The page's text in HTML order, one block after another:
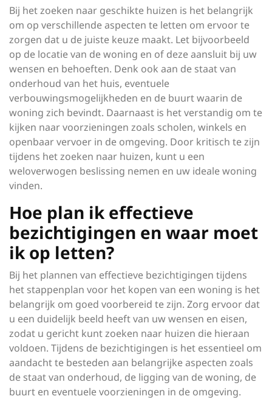
Bij het zoeken naar geschikte huizen is het belangrijk
om op verschillende aspecten te letten om ervoor te
zorgen dat u de juiste keuze maakt. Let bijvoorbeeld
op de locatie van de woning en of deze aansluit bij uw
wensen en behoeften. Denk ook aan de staat van
onderhoud van het huis, eventuele
verbouwingsmogelijkheden en de buurt waarin de
woning zich bevindt. Daarnaast is het verstandig om te
kijken naar voorzieningen zoals scholen, winkels en
openbaar vervoer in de omgeving. Door kritisch te zijn
tijdens het zoeken naar huizen, kunt u een
weloverwogen beslissing nemen en uw ideale woning
vinden.
Hoe plan ik effectieve
bezichtigingen en waar moet
ik op letten?
Bij het plannen van effectieve bezichtigingen tijdens
het stappenplan voor het kopen van een woning is het
belangrijk om goed voorbereid te zijn. Zorg ervoor dat
u een duidelijk beeld heeft van uw wensen en eisen,
zodat u gericht kunt zoeken naar huizen die hieraan
voldoen. Tijdens de bezichtigingen is het essentieel om
aandacht te besteden aan belangrijke aspecten zoals
de staat van onderhoud, de ligging van de woning, de
buurt en eventuele voorzieningen in de omgeving.